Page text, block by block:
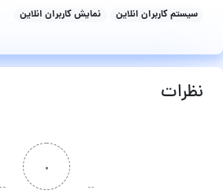
سیستم کاربران انلاین
نمایش کاربران انلاین
نظرات
۰